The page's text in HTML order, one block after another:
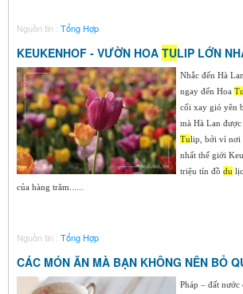
Nguồn tin : Tổng Hợp
KEUKENHOF - VƯỜN HOA TULIP LỚN
Nhắc đến Hà
ngay đến Hoa Tu
cối xay gió yên
mà Hà Lan
Tulip, bởi vì nơi
nhất thế giới
triệu tín đồ du
của hàng trăm......
Nguồn tin : Tổng Hợp
CÁC MÓN ĂN MÀ BẠN KHÔNG NÊN BỎ
Pháp – đất nước